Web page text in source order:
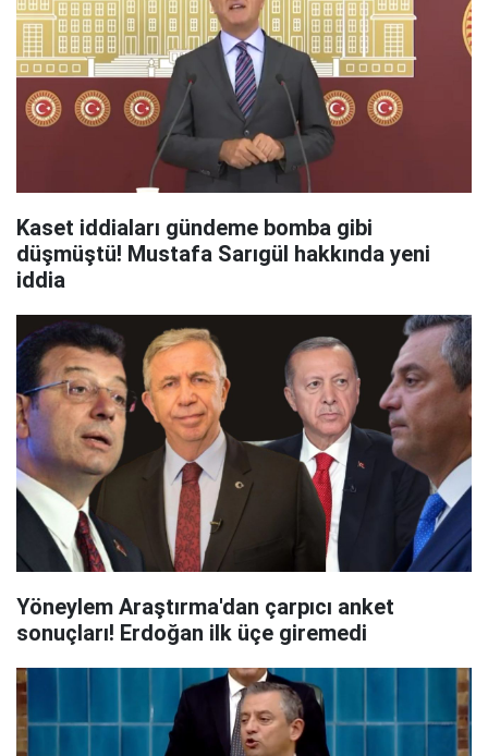
Kaset iddiaları gündeme bomba gibi
düşmüştü! Mustafa Sarıgül hakkında yeni
iddia
Yöneylem Araştırma'dan çarpıcı anket
sonuçları! Erdoğan ilk üçe giremedi